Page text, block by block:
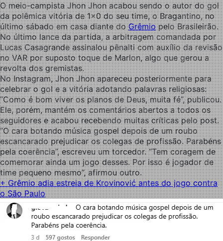
O meio-campista Jhon Jhon acabou sendo o autor do gol
da polêmica vitória de 1×0 do seu time, o Bragantino, no
último sábado em casa diante doGrêmiopelo Brasileirão.
No último lance da partida, a arbitragem comandada por
Lucas Casagrande assinalou pênalti com auxílio da revisão
no VAR por suposto toque de Marlon, algo que gerou a
revolta dos gremistas.
No Instagram, Jhon Jhon apareceu posteriormente para
celebrar o gol e a vitória adotando palavras religiosas:
“Como é bom viver os planos de Deus, muita fé”, publicou.
Ele, porém, mantém os comentários abertos a todos os
seguidores e acabou recebendo muitas críticas pelo post.
“O cara botando música gospel depois de um roubo
escancarado prejudicar os colegas de profissão. Parabéns
pela coerência”, escreveu um torcedor. “Tem coragem de
comemorar ainda um jogo desses. Por isso é jogador de
time pequeno mesmo”, afirmou outro.
+ Grêmio adia estreia de Krovinović antes do jogo contra
o São Paulo